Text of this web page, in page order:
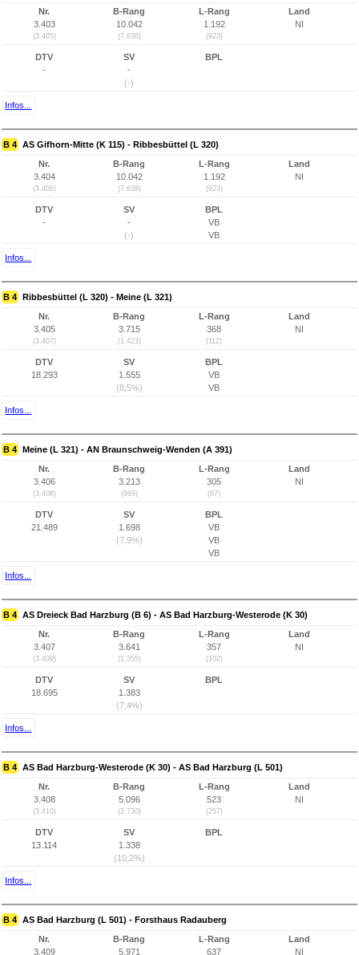
Nr.
3.403
(3.405)
B-Rang
10.042
(7.638)
L-Rang
1.192
(923)
Land
NI
DTV
-
SV
-
(-)
BPL
Infos...
B 4 AS Gifhorn-Mitte (K 115) - Ribbesbüttel (L 320)
Nr.
3.404
(3.406)
B-Rang
10.042
(7.638)
L-Rang
1.192
(923)
Land
NI
DTV
-
SV
-
(-)
BPL
VB
VB
Infos...
B 4 Ribbesbüttel (L 320) - Meine (L 321)
Nr.
3.405
(3.407)
B-Rang
3.715
(1.423)
L-Rang
368
(112)
Land
NI
DTV
18.293
SV
1.555
(8,5%)
BPL
VB
VB
Infos...
B 4 Meine (L 321) - AN Braunschweig-Wenden (A 391)
Nr.
3.406
(3.408)
B-Rang
3.213
(989)
L-Rang
305
(67)
Land
NI
DTV
21.489
SV
1.698
(7,9%)
BPL
VB
VB
VB
Infos...
B 4 AS Dreieck Bad Harzburg (B 6) - AS Bad Harzburg-Westerode (K 30)
Nr.
3.407
(3.409)
B-Rang
3.641
(1.355)
L-Rang
357
(102)
Land
NI
DTV
18.695
SV
1.383
(7,4%)
BPL
Infos...
B 4 AS Bad Harzburg-Westerode (K 30) - AS Bad Harzburg (L 501)
Nr.
3.408
(3.410)
B-Rang
5.096
(2.730)
L-Rang
523
(257)
Land
NI
DTV
13.114
SV
1.338
(10,2%)
BPL
Infos...
B 4 AS Bad Harzburg (L 501) - Forsthaus Radauberg
Nr.
3.409
B-Rang
5.971
L-Rang
637
Land
NI